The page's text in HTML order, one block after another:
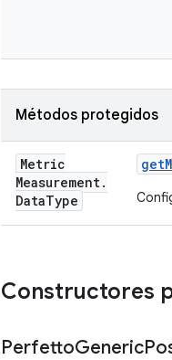
Métodos protegidos
Metric
Measurement.
DataType
get
Constructores
PerfettoGeneric